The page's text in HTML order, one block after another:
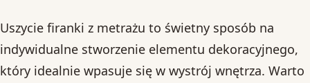
Uszycie firanki z metrażu to świetny sposób na
indywidualne stworzenie elementu dekoracyjnego,
który idealnie wpasuje się w wystrój wnętrza. Warto